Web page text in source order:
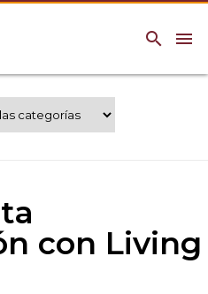
menu
search
UAG
con Living